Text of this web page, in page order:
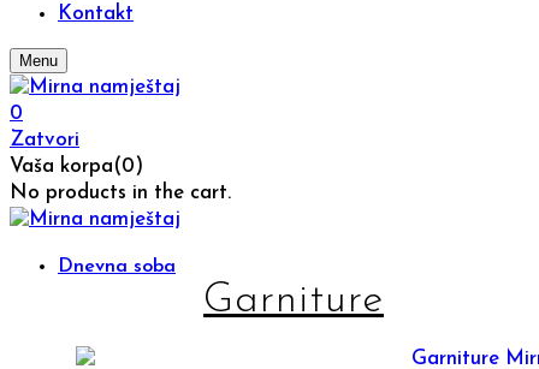
Kontakt
Menu
0
Zatvori
Vaša korpa(0)
No products in the cart.
Dnevna soba
Garniture